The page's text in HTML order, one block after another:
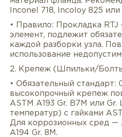
Inconel 718, Incoloy 825 или
• Правило: Прокладка
элемент, подлежит
каждой разборки узла.
использование
2. Крепеж (Шпильки/
• Обязательный стандарт:
высокопрочный крепеж
ASTM A193 Gr. B7M или Gr.
температур) с гайками
Для коррозионных сред —
A194 Gr. 8M.